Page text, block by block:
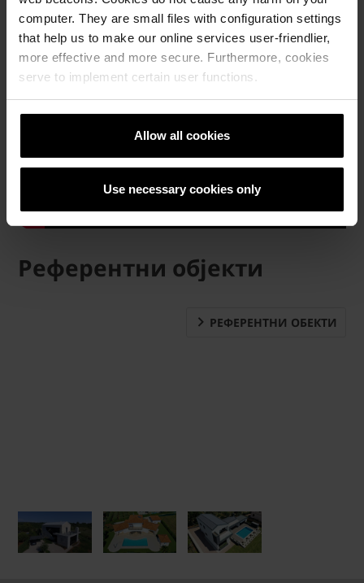
computer. They are small files with configuration settings
that help us to make our online services user-friendlier,
more effective and more secure. Furthermore, cookies
serve to implement certain user functions.
Allow all cookies
Use necessary cookies only
Референтни објекти
РЕФЕРЕНТНИ ОБЕКТИ